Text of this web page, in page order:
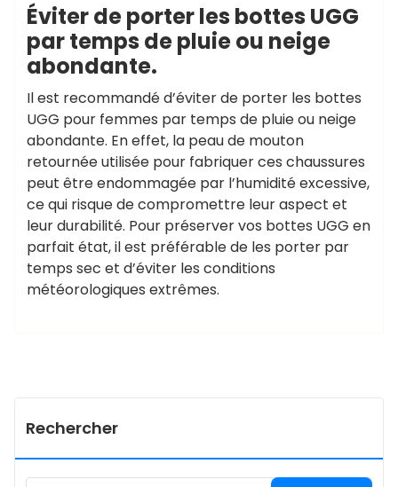
Éviter de porter les bottes UGG
par temps de pluie ou neige
abondante.
Il est recommandé d’éviter de porter les bottes
UGG pour femmes par temps de pluie ou neige
abondante. En effet, la peau de mouton
retournée utilisée pour fabriquer ces chaussures
peut être endommagée par l’humidité excessive,
ce qui risque de compromettre leur aspect et
leur durabilité. Pour préserver vos bottes UGG en
parfait état, il est préférable de les porter par
temps sec et d’éviter les conditions
météorologiques extrêmes.
Rechercher